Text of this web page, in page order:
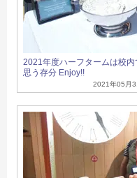
2021年度ハーフタームは校内
思う存分 Enjoy!!
2021年05月